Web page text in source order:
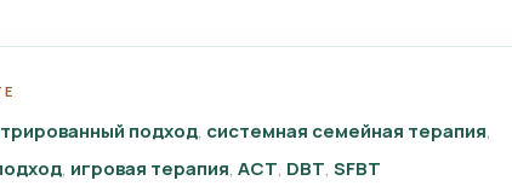
подход системная семейная терапия
игровая терапия ACT DBT SFBT